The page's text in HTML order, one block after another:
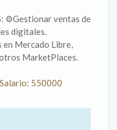
⚙️Gestionar ventas de
digitales.
Mercado Libre,
MarketPlaces.
550000